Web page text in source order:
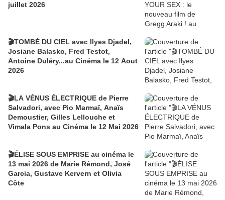
juillet 2026
🎬TOMBÉ DU CIEL avec Ilyes Djadel,
Josiane Balasko, Fred Testot,
Antoine Duléry...au Cinéma le 12 Aout
2026
🎬LA VÉNUS ÉLECTRIQUE de Pierre
Salvadori, avec Pio Marmaï, Anaïs
Demoustier, Gilles Lellouche et
Vimala Pons au Cinéma le 12 Mai 2026
🎬ÉLISE SOUS EMPRISE au cinéma le
13 mai 2026 de Marie Rémond, José
Garcia, Gustave Kervern et Olivia
Côte